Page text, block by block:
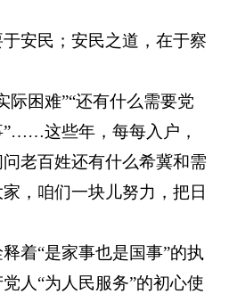
安民；安民之道，在于察
际困难”“还有什么需要党
这些年，每每入户，
老百姓还有什么希冀和需
，咱们一块儿努力，把日
着“是家事也是国事”的执
人“为人民服务”的初心使